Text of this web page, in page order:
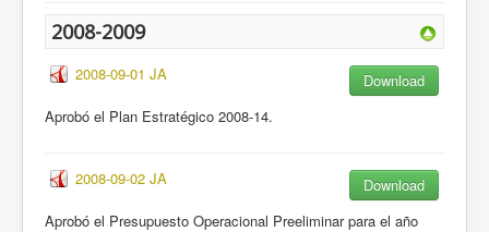
2008-2009
2008-09-01 JA
Download
Aprobó el Plan Estratégico 2008-14.
2008-09-02 JA
Download
Aprobó el Presupuesto Operacional Preeliminar para el año